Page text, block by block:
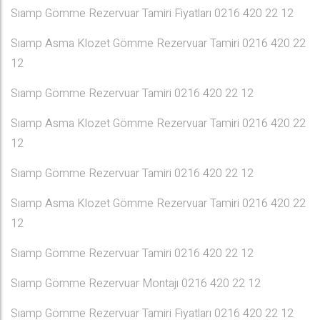
Sıamp Gömme Rezervuar Tamiri Fiyatları 0216 420 22 12
Sıamp Asma Klozet Gömme Rezervuar Tamiri 0216 420 22
12
Sıamp Gömme Rezervuar Tamiri 0216 420 22 12
Sıamp Asma Klozet Gömme Rezervuar Tamiri 0216 420 22
12
Sıamp Gömme Rezervuar Tamiri 0216 420 22 12
Sıamp Asma Klozet Gömme Rezervuar Tamiri 0216 420 22
12
Sıamp Gömme Rezervuar Tamiri 0216 420 22 12
Sıamp Gömme Rezervuar Montajı 0216 420 22 12
Sıamp Gömme Rezervuar Tamiri Fiyatları 0216 420 22 12